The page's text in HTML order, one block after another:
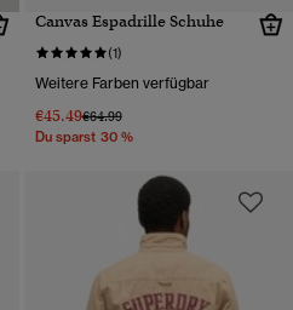
Canvas Espadrille Schuhe
(1)
Weitere Farben verfügbar
€45.49Preis wurde reduziert von
€64.99bis
Du sparst 30 %